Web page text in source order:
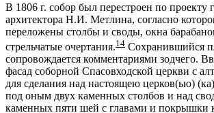
В 1806 г. собор был перестроен по проекту
архитектора Н.И. Метлина, согласно
переложены столбы и своды, окна
стрельчатые очертания.14 Сохранившийся
сопровождается комментариями зодчего.
фасад соборной Спасовходской церкви с
для сделания над настоящею церков(ью)
под оным двух каменных столбов и над
каменных пяти шей с главами и покрышки